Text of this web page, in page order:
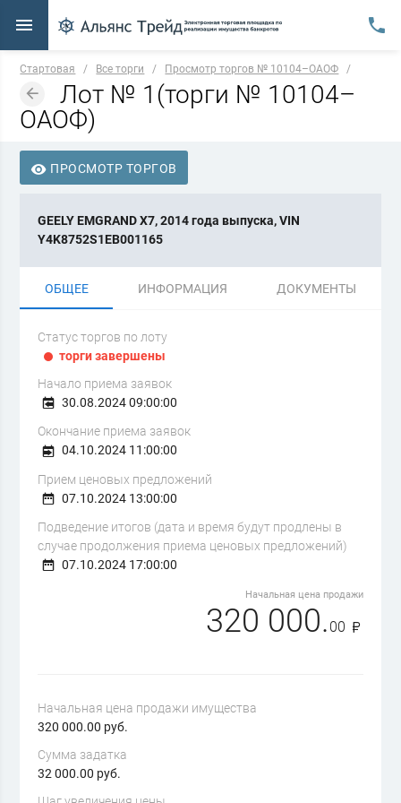
Стартовая / Все торги / Просмотр торгов № 10104–ОАОФ /
Лот № 1(торги № 10104–
ОАОФ)
ПРОСМОТР ТОРГОВ
GEELY EMGRAND X7, 2014 года выпуска, VIN
Y4K8752S1EB001165
ОБЩЕЕ ИНФОРМАЦИЯ ДОКУМЕНТЫ
Статус торгов по лоту
торги завершены
Начало приема заявок
30.08.2024 09:00:00
Окончание приема заявок
04.10.2024 11:00:00
Прием ценовых предложений
07.10.2024 13:00:00
Подведение итогов (дата и время будут продлены в
случае продолжения приема ценовых предложений)
07.10.2024 17:00:00
Начальная цена продажи
320 000. 00
Начальная цена продажи имущества
320 000.00 руб.
Сумма задатка
32 000.00 руб.